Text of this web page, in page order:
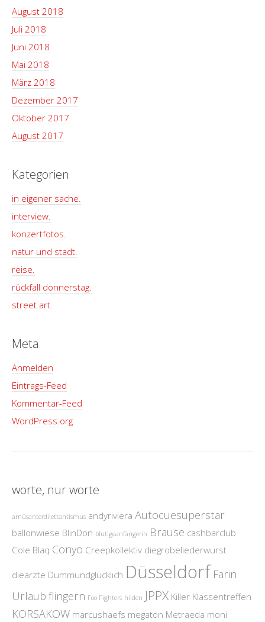
August 2018
Juli 2018
Juni 2018
Mai 2018
März 2018
Dezember 2017
Oktober 2017
August 2017
Kategorien
in eigener sache.
interview.
konzertfotos.
natur und stadt.
reise.
rückfall donnerstag.
street art.
Meta
Anmelden
Eintrags-Feed
Kommentar-Feed
WordPress.org
worte, nur worte
amüsanterdilettantismus andyriviera Autocuesuperstar
ballonwiese BlinDon blutigeanfängerin Brause cashbarclub
Cole Blaq Conyo Creepkollektiv diegrobeliederwurst
dieärzte Dummundglücklich Düsseldorf Farin
Urlaub flingern Foo Fighters hilden JPPX Killer Klassentreffen
KORSAKOW marcushaefs megaton Metraeda moni